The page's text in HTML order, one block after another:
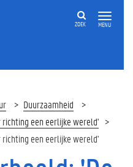
MENU
ZOEK
Duurzaamheid
een eerlijke wereld'
een eerlijke wereld'